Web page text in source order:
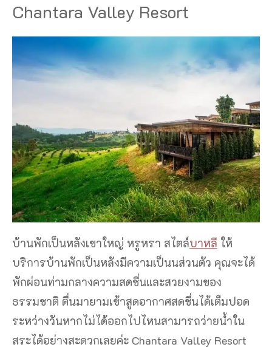
Chantara Valley Resort
บ้านพักเป็นหลังเขาใหญ่ หรูหรา สไตล์บาหลี ให้
บริการบ้านพักเป็นหลังมีความเป็นนส่วนตัว คุณจะได้
พักผ่อนท่ามกลางความสดชื่นและสวยงามของ
ธรรมชาติ ตื่นมายามเช้าสูดอากาศสดชื่นได้เต็มปอด
ระหว่างวันหากไม่ได้ออกไปไหนสามารถว่ายน้ำใน
สระได้อย่างสะดวกเลยค่ะ Chantara Valley Resort